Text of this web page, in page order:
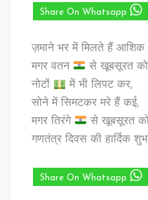
Share On Whatsapp
ज़माने भर में मिलते हैं
मगर वतन
से खूबसूरत
नोटों
में भी लिपट कर,
सोने में सिमटकर मरे हैं कई,
मगर तिरंगे
से खूबसूरत
गणतंत्र दिवस की हार्दिक
Share On Whatsapp